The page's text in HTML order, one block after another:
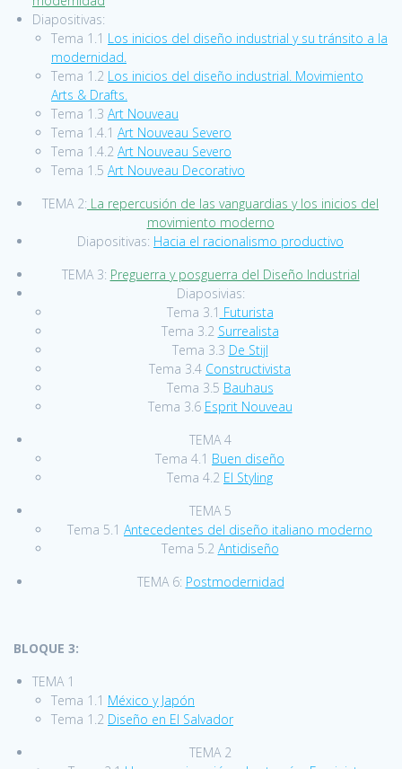
Diapositivas:
Tema 1.1 Los inicios del diseño industrial y su tránsito a la
modernidad.
Tema 1.2 Los inicios del diseño industrial. Movimiento
Arts & Drafts.
Tema 1.3 Art Nouveau
Tema 1.4.1 Art Nouveau Severo
Tema 1.4.2 Art Nouveau Severo
Tema 1.5 Art Nouveau Decorativo
TEMA 2: La repercusión de las vanguardias y los inicios del
movimiento moderno
Diapositivas: Hacia el racionalismo productivo
TEMA 3: Preguerra y posguerra del Diseño Industrial
Diaposivias:
Tema 3.1 Futurista
Tema 3.2 Surrealista
Tema 3.3 De Stijl
Tema 3.4 Constructivista
Tema 3.5 Bauhaus
Tema 3.6 Esprit Nouveau
TEMA 4
Tema 4.1 Buen diseño
Tema 4.2 El Styling
TEMA 5
Tema 5.1 Antecedentes del diseño italiano moderno
Tema 5.2 Antidiseño
TEMA 6: Postmodernidad
BLOQUE 3:
TEMA 1
Tema 1.1 México y Japón
Tema 1.2 Diseño en El Salvador
TEMA 2